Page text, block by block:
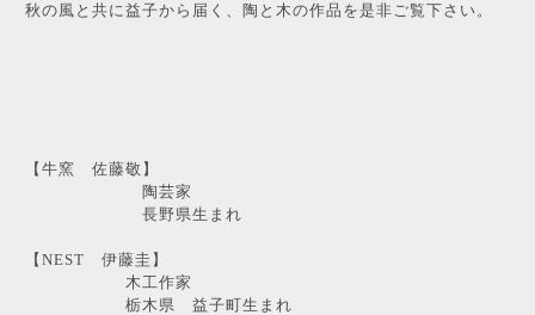
秋の風と共に益子から届く、陶と木の作品を是非ご覧下さい。
【牛窯 佐藤敬】
陶芸家
長野県生まれ
【NEST 伊藤圭】
木工作家
栃木県 益子町生まれ